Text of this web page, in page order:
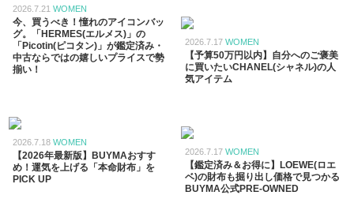
2026.7.21WOMEN
今、買うべき！憧れのアイコンバッ
グ。「HERMES(エルメス)」の
「Picotin(ピコタン)」が鑑定済み・
中古ならではの嬉しいプライスで勢
揃い！
2026.7.18WOMEN
【2026年最新版】BUYMAおすす
め！運気を上げる「本命財布」を
PICK UP
2026.7.17 WOMEN
【予算50万円以内】自分へのご褒美
に買いたいCHANEL(シャネル)の人
気アイテム
2026.7.17 WOMEN
【鑑定済み＆お得に】LOEWE(ロエ
ベ)の財布も掘り出し価格で見つかる
BUYMA公式PRE-OWNED